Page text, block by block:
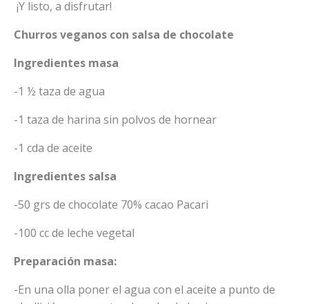
¡Y listo, a disfrutar!
Churros veganos con salsa de chocolate
Ingredientes masa
-1 ½ taza de agua
-1 taza de harina sin polvos de hornear
-1 cda de aceite
Ingredientes salsa
-50 grs de chocolate 70% cacao Pacari
-100 cc de leche vegetal
Preparación masa:
-En una olla poner el agua con el aceite a punto de